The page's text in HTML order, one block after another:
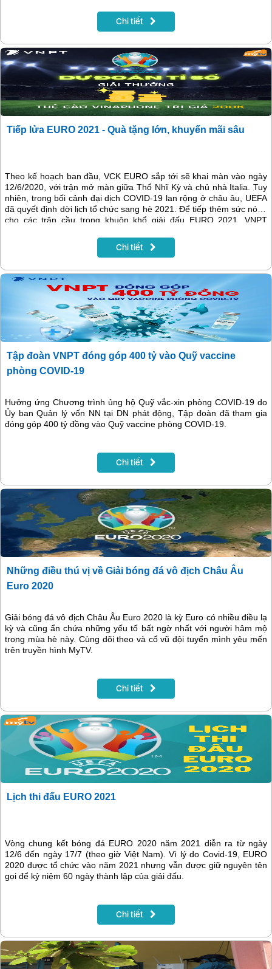
bước vào hành trình chu du qua 11 sân vận động danh tiếng nhất
Chi tiết
Tiếp lửa EURO 2021 - Quà tặng lớn, khuyến mãi sâu
Theo kế hoạch ban đầu, VCK EURO sắp tới sẽ khai màn vào ngày
12/6/2020, với trận mở màn giữa Thổ Nhĩ Kỳ và chủ nhà Italia. Tuy
nhiên, trong bối cảnh đại dịch COVID-19 lan rộng ở châu âu, UEFA
đã quyết định dời lịch tổ chức sang hè 2021. Để tiếp thêm sức nóng
cho các trận cầu trong khuôn khổ giải đấu EURO 2021, VNPT
Chi tiết
Tập đoàn VNPT đóng góp 400 tỷ vào Quỹ vaccine
phòng COVID-19
Hưởng ứng Chương trình ủng hộ Quỹ vắc-xin phòng COVID-19 do
Ủy ban Quản lý vốn NN tại DN phát động, Tập đoàn đã tham gia
đóng góp 400 tỷ đồng vào Quỹ vaccine phòng COVID-19.
Chi tiết
Những điều thú vị về Giải bóng đá vô địch Châu Âu
Euro 2020
Giải bóng đá vô địch Châu Âu Euro 2020 là kỳ Euro có nhiều điều lạ
kỳ và cũng ẩn chứa những yếu tố bất ngờ nhất với người hâm mộ
trong mùa hè này. Cùng dõi theo và cổ vũ đội tuyển mình yêu mến
trên truyền hình MyTV.
Chi tiết
Lịch thi đấu EURO 2021
Vòng chung kết bóng đá EURO 2020 năm 2021 diễn ra từ ngày
12/6 đến ngày 17/7 (theo giờ Việt Nam). Vì lý do Covid-19, EURO
2020 được tổ chức vào năm 2021 nhưng vẫn được giữ nguyên tên
gọi để kỷ niệm 60 ngày thành lập của giải đấu.
Chi tiết